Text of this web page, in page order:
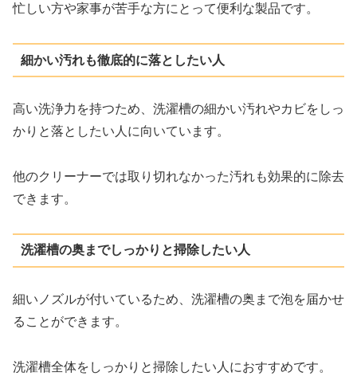
忙しい方や家事が苦手な方にとって便利な製品です。
細かい汚れも徹底的に落としたい人
高い洗浄力を持つため、洗濯槽の細かい汚れやカビをしっ
かりと落としたい人に向いています。
他のクリーナーでは取り切れなかった汚れも効果的に除去
できます。
洗濯槽の奥までしっかりと掃除したい人
細いノズルが付いているため、洗濯槽の奥まで泡を届かせ
ることができます。
洗濯槽全体をしっかりと掃除したい人におすすめです。